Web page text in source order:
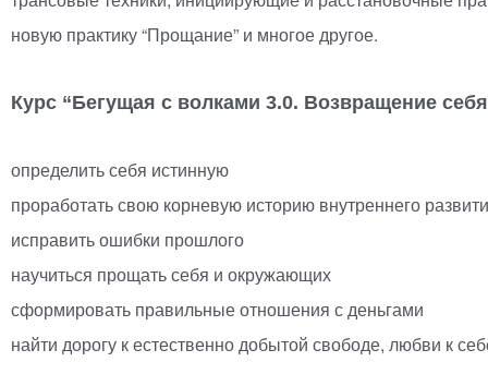
новую практику “Прощание” и многое другое.
Курс “Бегущая с волками 3.0. Возвращение
определить себя истинную
проработать свою корневую историю внутреннего
исправить ошибки прошлого
научиться прощать себя и окружающих
сформировать правильные отношения с деньгами
найти дорогу к естественно добытой свободе, любви к